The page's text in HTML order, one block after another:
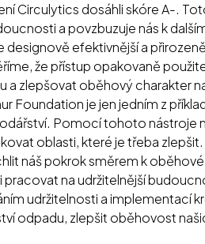
Circulytics dosáhli skóre A-.
a povzbuzuje nás k
designově efektivnější a
že přístup opakovaně
a zlepšovat oběhový charakter
Foundation je jen jedním z
Pomocí tohoto nástroje
oblasti, které je třeba
náš pokrok směrem k
na udržitelnější
udržitelnosti a implementací
odpadu, zlepšit oběhovost